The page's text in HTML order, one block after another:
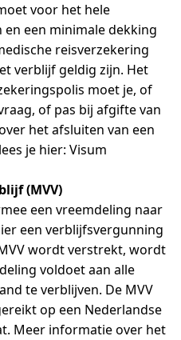
voor het hele
een minimale dekking
reisverzekering
verblijf geldig zijn. Het
moet je, of
of pas bij afgifte van
het afsluiten van een
je hier: Visum
(MVV)
een vreemdeling naar
een verblijfsvergunning
wordt verstrekt, wordt
voldoet aan alle
te verblijven. De MVV
op een Nederlandse
Meer informatie over het